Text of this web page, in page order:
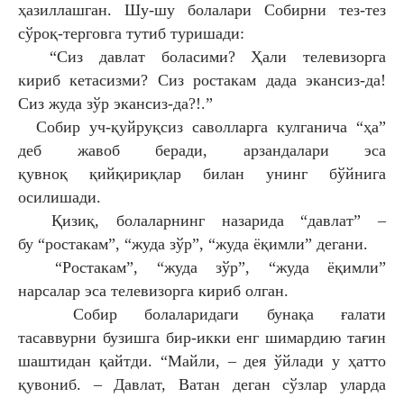
ҳазиллашган. Шу-шу болалари Собирни тез-тез
сўроқ-терговга тутиб туришади:
“Сиз давлат боласими? Ҳали телевизорга
кирибкетасизми? Сиз ростакам дада экансиз-да!
Сиз жуда зўр экансиз-да?!.”
Собир уч-қуйруқсиз саволларга кулганича “ҳа”
деб жавоб беради, арзандалари эса
қувноқ қийқириқлар билан унинг бўйнига
осилишади.
Қизиқ, болаларнинг назарида “давлат” –
бу “ростакам”, “жуда зўр”, “жуда ёқимли” дегани.
“Ростакам”, “жуда зўр”, “жуда ёқимли”
нарсалар эса телевизорга кириб олган.
Собир болаларидаги бунақа ғалати
тасаввурни бузишга бир-икки енг шимардию тағин
шаштидан қайтди. “Майли, – дея ўйлади у ҳатто
қувониб. – Давлат, Ватан деган сўзлар уларда